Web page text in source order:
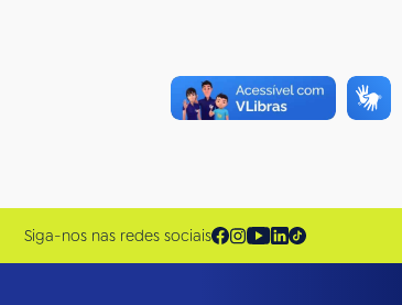
Siga-nos nas redes sociais